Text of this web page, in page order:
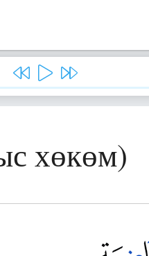
хөкөм)